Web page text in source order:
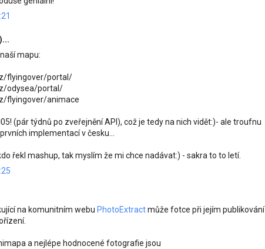
mapu:
flyingover/portal/
odysea/portal/
flyingover/animace
(pár týdnů po zveřejnění API), což je tedy na nich vidět:)- ale troufnu
implementací v česku...
řekl mashup, tak myslím že mi chce nadávat:) - sakra to to letí.
na komunitním webu PhotoExtractmůže fotce při jejím publikování
a nejlépe hodnocené fotografie jsou